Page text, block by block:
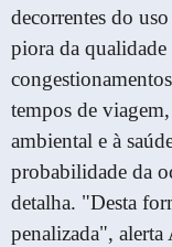
decorrentes do
piora da
tempos de
ambiental e à
probabilidade da
detalha. "Desta
penalizada",